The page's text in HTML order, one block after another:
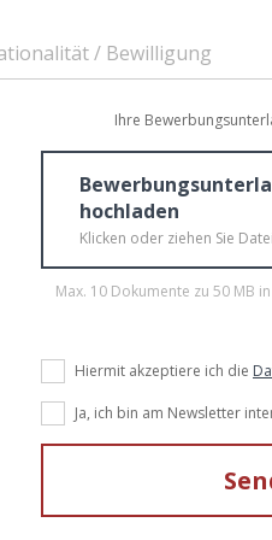
/ Bewilligung
Ihre
hochladen
Klicken oder ziehen Sie
Max. 10 Dokumente zu 50 MB
Hiermit akzeptiere ich die
Ja, ich bin am Newsletter